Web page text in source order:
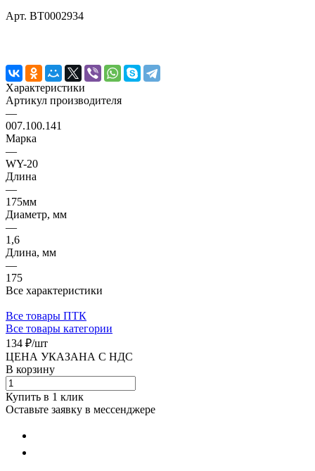
Арт. BT0002934
Характеристики
Артикул производителя
—
007.100.141
Марка
—
WY-20
Длина
—
175мм
Диаметр, мм
—
1,6
Длина, мм
—
175
Все характеристики
Все товары ПТК
Все товары категории
134 ₽/шт
ЦЕНА УКАЗАНА С НДС
В корзину
Купить в 1 клик
Оставьте заявку в мессенджере